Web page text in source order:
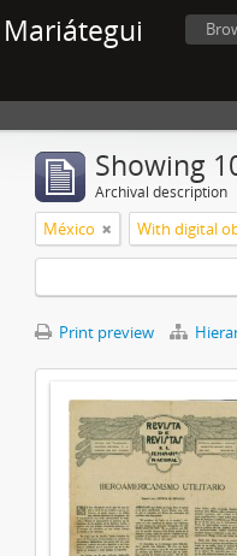
Showing
Archival description
México With digital
Print preview